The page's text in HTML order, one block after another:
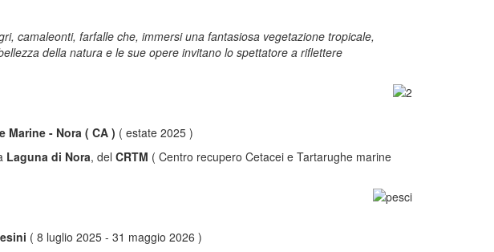
camaleonti, farfalle che, immersi una fantasiosa vegetazione tropicale,
della natura e le sue opere invitano lo spettatore a riflettere
Marine - Nora ( CA ) ( estate 2025 )
Laguna di Nora, del CRTM ( Centro recupero Cetacei e Tartarughe marine
( 8 luglio 2025 - 31 maggio 2026 )